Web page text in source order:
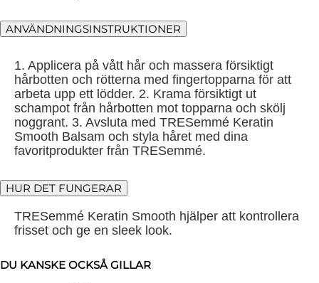
ANVÄNDNINGSINSTRUKTIONER
1. Applicera på vått hår och massera försiktigt
hårbotten och rötterna med fingertopparna för att
arbeta upp ett lödder. 2. Krama försiktigt ut
schampot från hårbotten mot topparna och skölj
noggrant. 3. Avsluta med TRESemmé Keratin
Smooth Balsam och styla håret med dina
favoritprodukter från TRESemmé.
HUR DET FUNGERAR
TRESemmé Keratin Smooth hjälper att kontrollera
frisset och ge en sleek look.
DU KANSKE OCKSÅ GILLAR